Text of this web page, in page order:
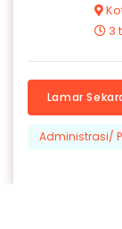
3
Lamar
Administrasi/